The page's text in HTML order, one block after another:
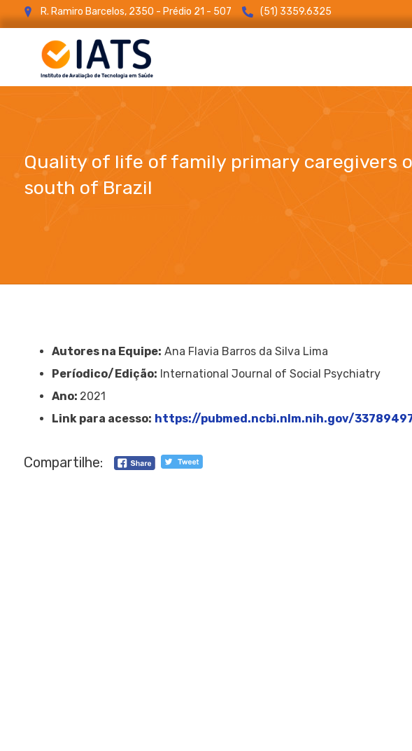
R. Ramiro Barcelos, 2350 - Prédio 21 - 507 (51) 3359.6325
Quality of life of family primary caregivers
south of Brazil
Quality of life of family primary caregivers of individuals with
Autores na Equipe: Ana Flavia Barros da Silva Lima
Períodico/Edição: International Journal of Social Psychiatry
Ano: 2021
Link para acesso: https://pubmed.ncbi.nlm.nih.gov/
Compartilhe: